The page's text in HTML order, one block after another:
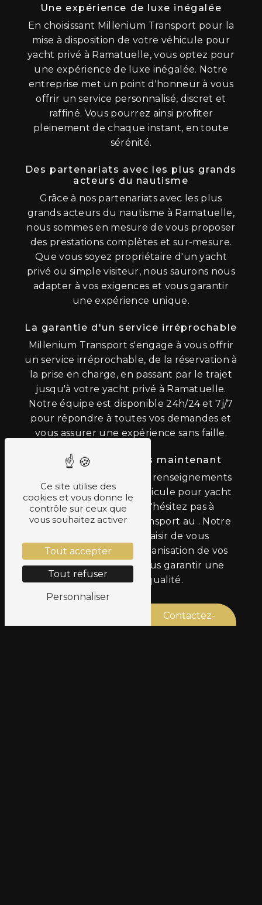
Une expérience de luxe inégalée
En choisissant Millenium Transport pour la
mise à disposition de votre véhicule pour
yacht privé à Ramatuelle, vous optez pour
une expérience de luxe inégalée. Notre
entreprise met un point d'honneur à vous
offrir un service personnalisé, discret et
raffiné. Vous pourrez ainsi profiter
pleinement de chaque instant, en toute
sérénité.
Des partenariats avec les plus grands
acteurs du nautisme
Grâce à nos partenariats avec les plus
grands acteurs du nautisme à Ramatuelle,
nous sommes en mesure de vous proposer
des prestations complètes et sur-mesure.
Que vous soyez propriétaire d'un yacht
privé ou simple visiteur, nous saurons nous
adapter à vos exigences et vous garantir
une expérience unique.
La garantie d'un service irréprochable
Millenium Transport s'engage à vous offrir
un service irréprochable, de la réservation à
la prise en charge, en passant par le trajet
jusqu'à votre yacht privé à Ramatuelle.
Notre équipe est disponible 24h/24 et 7j/7
pour répondre à toutes vos demandes et
vous assurer une expérience sans faille.
Contactez-nous dès maintenant
Pour toute demande de renseignements
ou de réservation de véhicule pour yacht
privé à Ramatuelle, n'hésitez pas à
contacter Millenium Transport au . Notre
équipe se fera un plaisir de vous
accompagner dans l'organisation de vos
déplacements et de vous garantir une
prestation de qualité.
plus
Contactez-
nous
Ce site utilise des
cookies et vous donne le
contrôle sur ceux que
vous souhaitez activer
Tout accepter
Tout refuser
Personnaliser